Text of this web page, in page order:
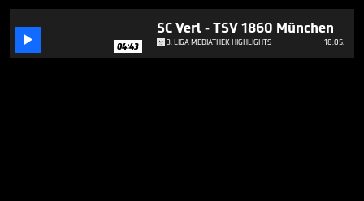
 04:43
SC Verl - TSV 1860 München
3. LIGA MEDIATHEK HIGHLIGHTS 18.05.